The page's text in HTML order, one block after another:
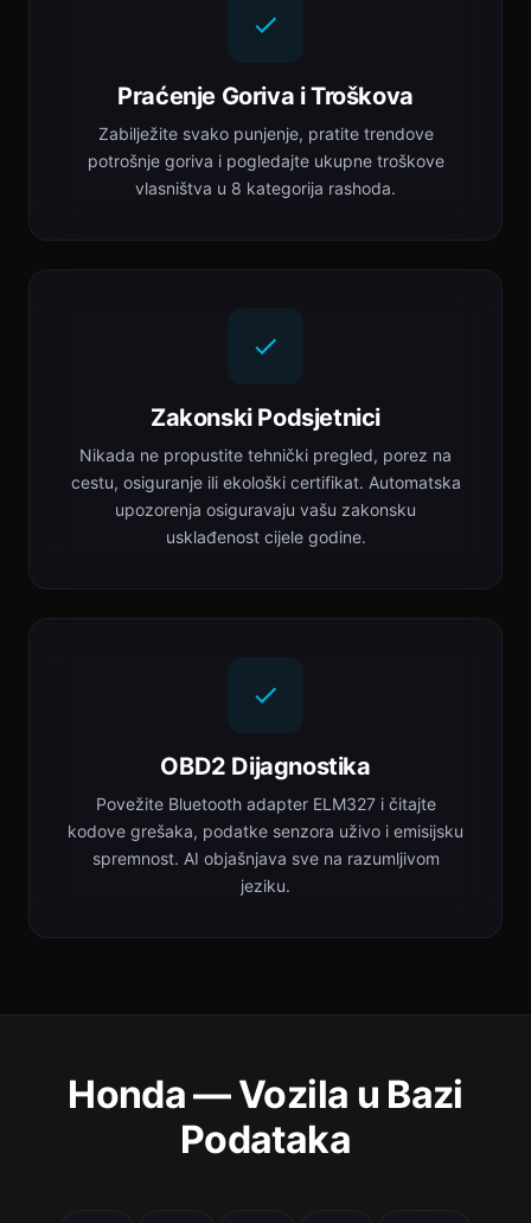
Praćenje Goriva i Troškova
Zabilježite svako punjenje, pratite trendove
potrošnje goriva i pogledajte ukupne troškove
vlasništva u 8 kategorija rashoda.
Zakonski Podsjetnici
Nikada ne propustite tehnički pregled, porez na
cestu, osiguranje ili ekološki certifikat. Automatska
upozorenja osiguravaju vašu zakonsku
usklađenost cijele godine.
OBD2 Dijagnostika
Povežite Bluetooth adapter ELM327 i čitajte
kodove grešaka, podatke senzora uživo i emisijsku
spremnost. AI objašnjava sve na razumljivom
jeziku.
Honda — Vozila u Bazi
Podataka